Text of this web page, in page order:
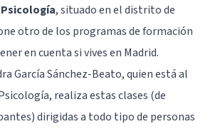
, situado en el distrito de
otro de los programas de formación
en cuenta si vives en Madrid.
García Sánchez-Beato, quien está al
realiza estas clases (de
dirigidas a todo tipo de personas